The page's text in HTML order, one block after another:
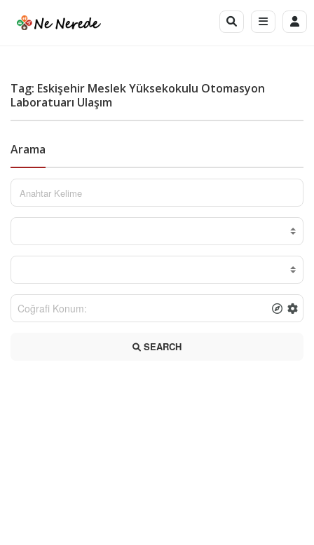
Tag: Eskişehir Meslek Yüksekokulu Otomasyon
Laboratuarı Ulaşım
Arama
SEARCH